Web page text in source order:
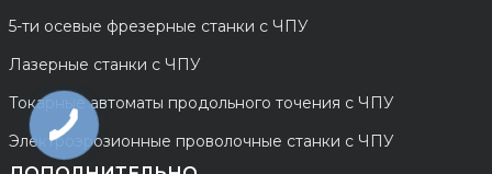
5-ти осевые фрезерные станки с ЧПУ
Лазерные станки с ЧПУ
Токарные автоматы продольного точения с ЧПУ
Электроэрозионные проволочные станки с ЧПУ